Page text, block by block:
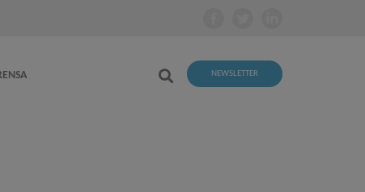
NEWSLETTER